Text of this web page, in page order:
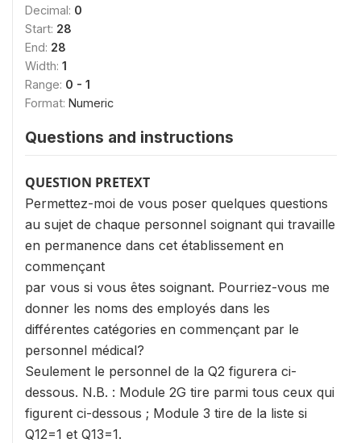
Decimal: 0
Start: 28
End: 28
Width: 1
Range: 0 - 1
Format: Numeric
Questions and instructions
QUESTION PRETEXT
Permettez-moi de vous poser quelques questions
au sujet de chaque personnel soignant qui travaille
en permanence dans cet établissement en
commençant
par vous si vous êtes soignant. Pourriez-vous me
donner les noms des employés dans les
différentes catégories en commençant par le
personnel médical?
Seulement le personnel de la Q2 figurera ci-
dessous. N.B. : Module 2G tire parmi tous ceux qui
figurent ci-dessous ; Module 3 tire de la liste si
Q12=1 et Q13=1.